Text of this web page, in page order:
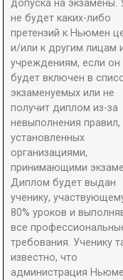
допуска на экзамены.
не будет каких-либо
претензий к Ньюмен
и/или к другим лицам
учреждениям, если он
будет включен в
экзаменуемых или не
получит диплом из-за
невыполнения правил,
установленных
организациями,
принимающими
Диплом будет выдан
ученику,
80% уроков и
все
требования. Ученику
известно, что
администрация